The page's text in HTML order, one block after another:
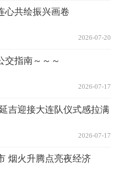
心共绘振兴画卷
2026-07-20
交指南～～～
2026-07-17
吉迎接大连队仪式感拉满
2026-07-17
烟火升腾点亮夜经济